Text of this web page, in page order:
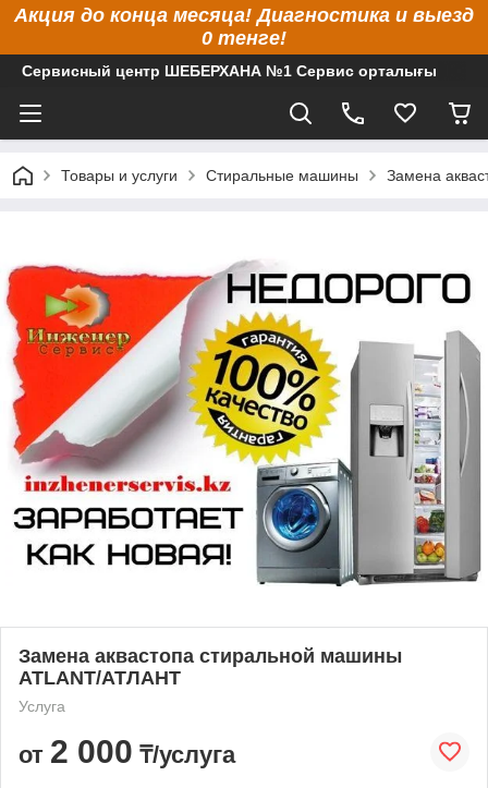
Акция до конца месяца! Диагностика и выезд
0 тенге!
Сервисный центр ШЕБЕРХАНА №1 Сервис орталығы
Товары и услуги Стиральные машины Замена
Замена аквастопа стиральной машины
ATLANT/АТЛАНТ
Услуга
от 2 000 ₸/услуга